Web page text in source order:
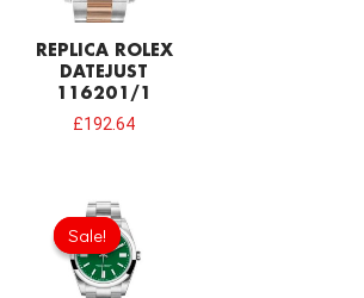
REPLICA ROLEX
DATEJUST
116201/1
£192.64
Sale!
Sale!
Original
price
was:
£1,032.00.